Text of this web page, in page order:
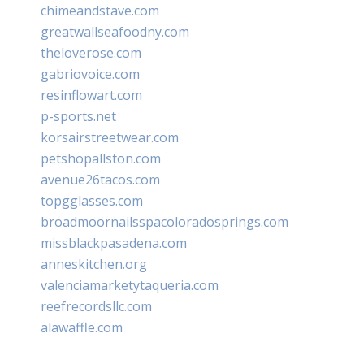
chimeandstave.com
greatwallseafoodny.com
theloverose.com
gabriovoice.com
resinflowart.com
p-sports.net
korsairstreetwear.com
petshopallston.com
avenue26tacos.com
topgglasses.com
broadmoornailsspacoloradosprings.com
missblackpasadena.com
anneskitchen.org
valenciamarketytaqueria.com
reefrecordsllc.com
alawaffle.com